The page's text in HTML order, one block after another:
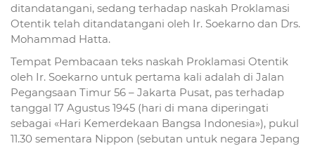
ditandatangani, sedang terhadap naskah Proklamasi
Otentik telah ditandatangani oleh Ir. Soekarno dan Drs.
Mohammad Hatta.
Tempat Pembacaan teks naskah Proklamasi Otentik
oleh Ir. Soekarno untuk pertama kali adalah di Jalan
Pegangsaan Timur 56 – Jakarta Pusat, pas terhadap
tanggal 17 Agustus 1945 (hari di mana diperingati
sebagai «Hari Kemerdekaan Bangsa Indonesia»), pukul
11.30 sementara Nippon (sebutan untuk negara Jepang